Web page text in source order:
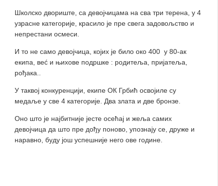
Школско двориште, са девојчицама на сва три терена, у 4
узрасне категорије, красило је пре свега задовољство и
непрестани осмеси.
И то не само девојчица, којих је било око 400 у 80-ак
екипа, веć и њихове подршке : родитеља, пријатеља,
рођака..
У таквој конкуренцији, екипе ОК Грбић освојиле су
медаље у све 4 категорије. Два злата и две бронзе.
Оно што је најбитније јесте осећај и жеља самих
девојчица да што пре дођу поново, упознају се, друже и
наравно, буду још успешније него ове године.